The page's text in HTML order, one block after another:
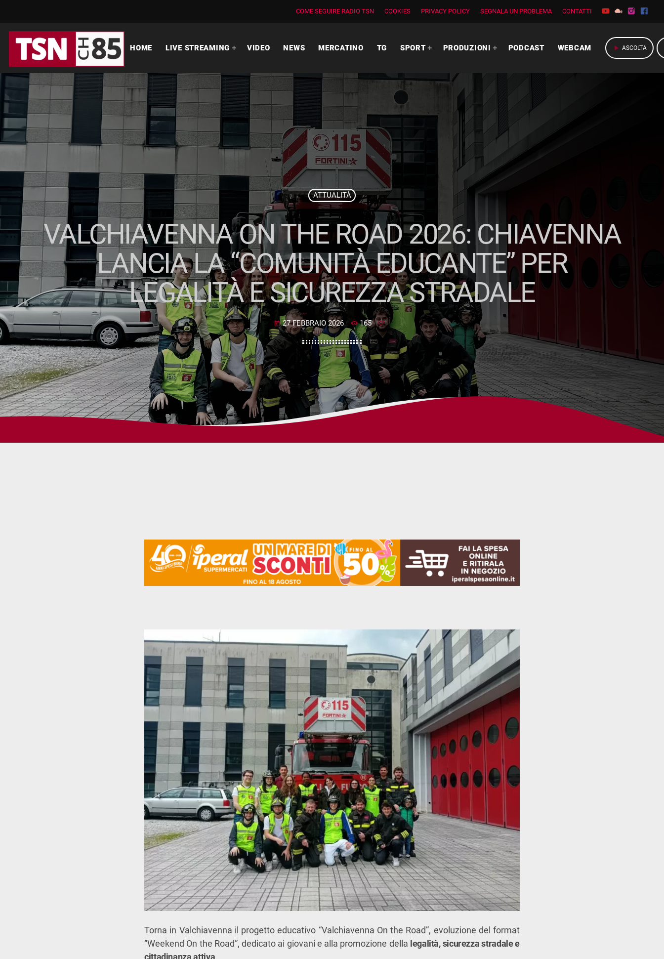
COME SEGUIRE RADIO TSN COOKIES PRIVACY POLICY SEGNALA UN PROBLEMA CONTATTI
HOME LIVE STREAMING VIDEO NEWS MERCATINO TG SPORT PRODUZIONI PODCAST WEBCAM play_arrow ASCOLTA
ATTUALITÀ
VALCHIAVENNA ON THE ROAD 2026: CHIAVENNA
LANCIA LA “COMUNITÀ EDUCANTE” PER
LEGALITÀ E SICUREZZA STRADALE
today 27 FEBBRAIO 2026 165
Torna in Valchiavenna il progetto educativo “Valchiavenna On the Road”, evoluzione del format
“Weekend On the Road”, dedicato ai giovani e alla promozione della legalità, sicurezza stradale e
cittadinanza attiva.